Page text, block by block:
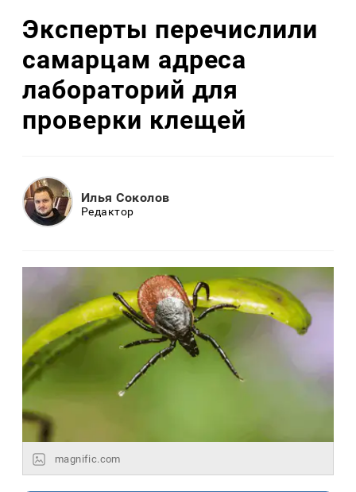
Эксперты перечислили
самарцам адреса
лабораторий для
проверки клещей
Илья Соколов
Редактор
magnific.com